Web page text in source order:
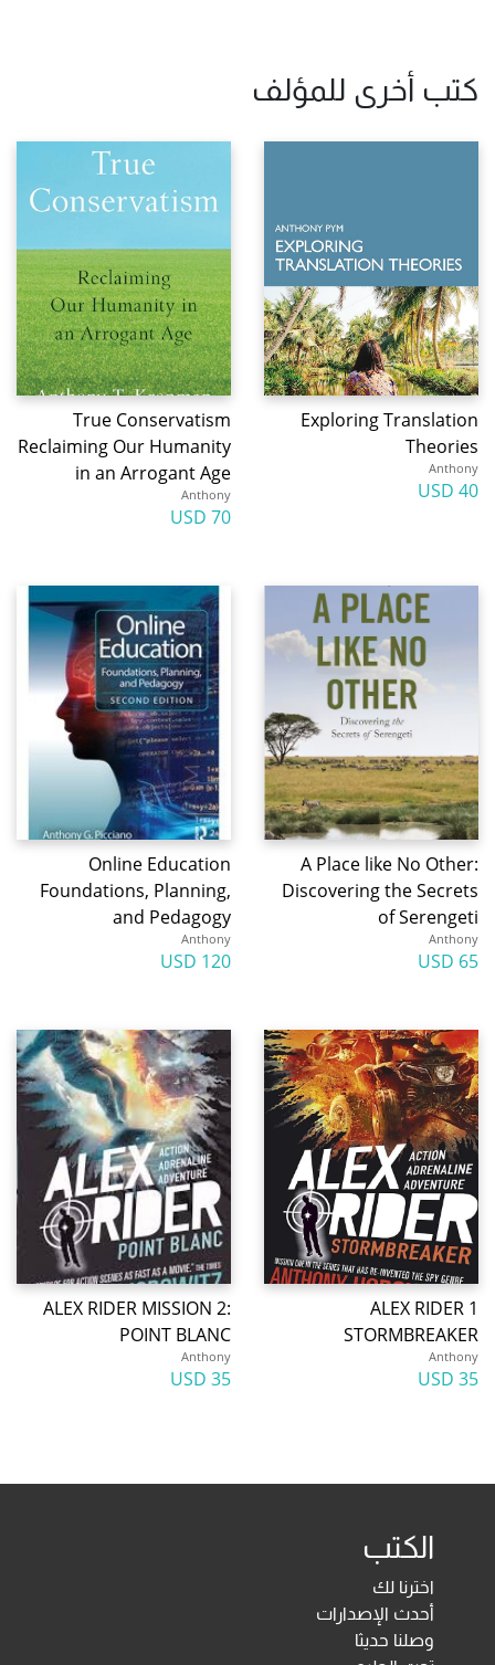
كتب أخرى للمؤلف
Exploring Translation
Theories
Anthony
40 USD
True Conservatism
Reclaiming Our Humanity
in an Arrogant Age
Anthony
70 USD
A Place like No Other:
Discovering the Secrets
of Serengeti
Anthony
65 USD
Online Education
Foundations, Planning,
and Pedagogy
Anthony
120 USD
ALEX RIDER 1
STORMBREAKER
Anthony
35 USD
ALEX RIDER MISSION 2:
POINT BLANC
Anthony
35 USD
الكتب
اخترنا لك
أحدث الإصدارات
وصلنا حديثا